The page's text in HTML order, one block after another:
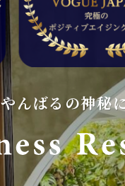
やんばるの神秘